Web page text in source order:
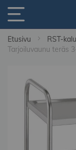
Etusivu RST-
Tarjoiluvaunu teräs